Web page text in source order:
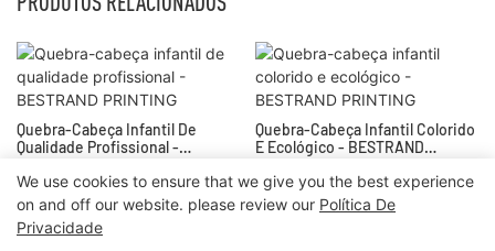
Quebra-Cabeça Infantil De
Qualidade Profissional -
Quebra-Cabeça Infantil Colorido
E Ecológico - BESTRAND
We use cookies to ensure that we give you the best experience
on and off our website. please review our Política De
Privacidade